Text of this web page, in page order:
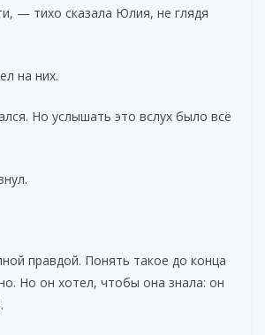
— тихо сказала Юлия, не глядя
на них.
Но услышать это вслух было всё
правдой. Понять такое до конца
Но он хотел, чтобы она знала: он